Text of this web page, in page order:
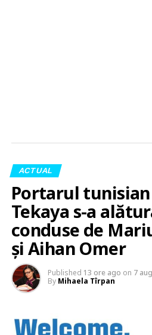
ACTUAL
Portarul
Tekaya s-a
conduse de
și Aihan Omer
Published 13 ore ago on 7
By Mihaela Tîrpan